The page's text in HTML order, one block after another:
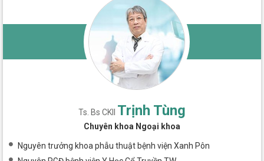
Ts. Bs CKII Trịnh Tùng
Chuyên khoa Ngoại khoa
Nguyên trưởng khoa phẫu thuật bệnh viện Xanh Pôn